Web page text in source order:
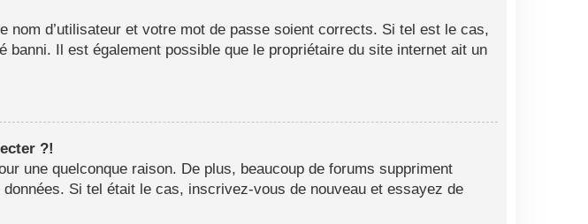
d’utilisateur et votre mot de passe soient corrects. Si tel est le cas,
Il est également possible que le propriétaire du site internet ait un
?!
une quelconque raison. De plus, beaucoup de forums suppriment
Si tel était le cas, inscrivez-vous de nouveau et essayez de